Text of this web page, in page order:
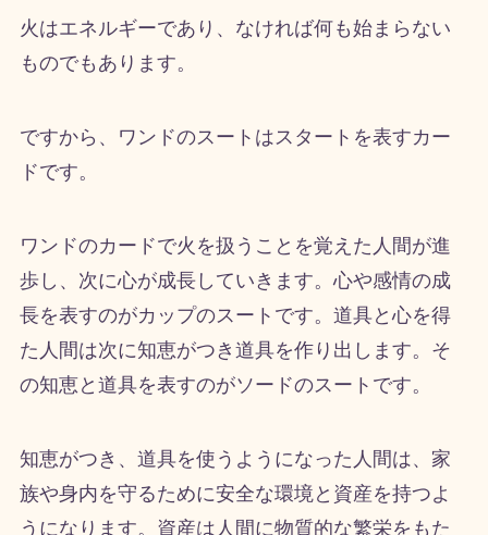
火はエネルギーであり、なければ何も始まらない
ものでもあります。
ですから、ワンドのスートはスタートを表すカー
ドです。
ワンドのカードで火を扱うことを覚えた人間が進
歩し、次に心が成長していきます。心や感情の成
長を表すのがカップのスートです。道具と心を得
た人間は次に知恵がつき道具を作り出します。そ
の知恵と道具を表すのがソードのスートです。
知恵がつき、道具を使うようになった人間は、家
族や身内を守るために安全な環境と資産を持つよ
うになります。資産は人間に物質的な繁栄をもた